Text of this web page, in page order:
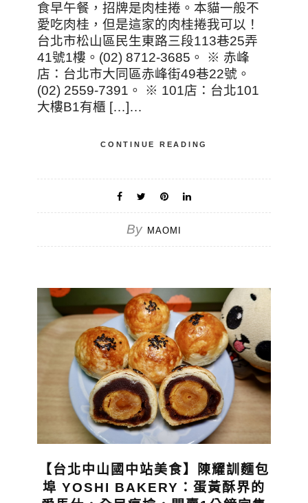
食早午餐，招牌是肉桂捲。本貓一般不
愛吃肉桂，但是這家的肉桂捲我可以！
台北市松山區民生東路三段113巷25弄
41號1樓。(02) 8712-3685。 ※ 赤峰
店：台北市大同區赤峰街49巷22號。
(02) 2559-7391。 ※ 101店：台北101
大樓B1有櫃 […]…
CONTINUE READING
By MAOMI
【台北中山國中站美食】陳耀訓麵包
埠 YOSHI BAKERY：蛋黃酥界的